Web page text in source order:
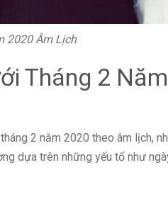
2020 Âm Lịch
Tháng 2
2 năm 2020 theo âm lịch,
dựa trên những yếu tố như